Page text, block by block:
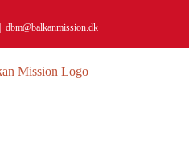
dbm@balkanmission.dk